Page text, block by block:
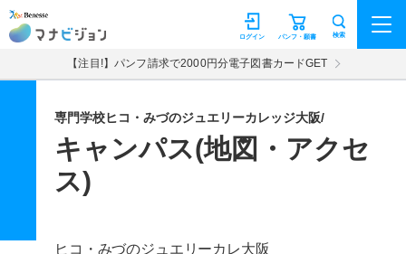
マナビジョン パンフ・願書
ログイン 検索
【注目!】パンフ請求で2000円分電子図書カードGET
専門学校ヒコ・みづのジュエリーカレッジ大阪/
キャンパス(地図・アクセ
ス)
ヒコ・みづのジュエリーカレ大阪